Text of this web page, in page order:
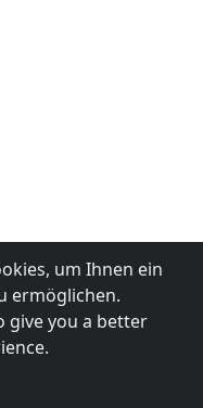
um Ihnen ein
ermöglichen.
give you a better